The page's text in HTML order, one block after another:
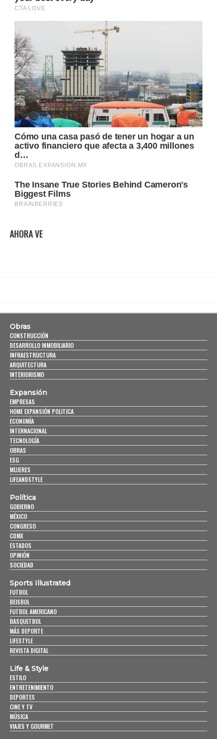
AHORA VE
Obras
CONSTRUCCIÓN
DESARROLLO INMOBILIARIO
INFRAESTRUCTURA
ARQUITECTURA
INTERIORISMO
Expansión
EMPRESAS
HOME EXPANSIÓN POLITICA
ECONOMÍA
INTERNACIONAL
TECNOLOGÍA
OBRAS
ESG
MUJERES
LIFEANDSTYLE
Política
GOBIERNO
MÉXICO
CONGRESO
CDMX
ESTADOS
OPINIÓN
SOCIEDAD
Sports Illustrated
FUTBOL
BEISBOL
FUTBOL AMERICANO
BASQUETBOL
MÁS DEPORTE
LIFESTYLE
REVISTA DIGITAL
Life & Style
ESTILO
ENTRETENIMIENTO
DEPORTES
CINE Y TV
MÚSICA
VIAJES Y GOURMET